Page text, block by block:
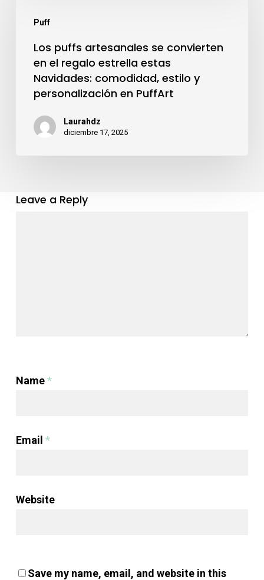
Puff
artesanales
convierten
regalo
comodidad,
Los puffs artesanales se convierten
en el regalo estrella estas
Navidades: comodidad, estilo y
personalización en PuffArt
Laurahdz
diciembre 17, 2025
Leave a Reply
Name*
Email *
Website
Save my name, email, and website in this